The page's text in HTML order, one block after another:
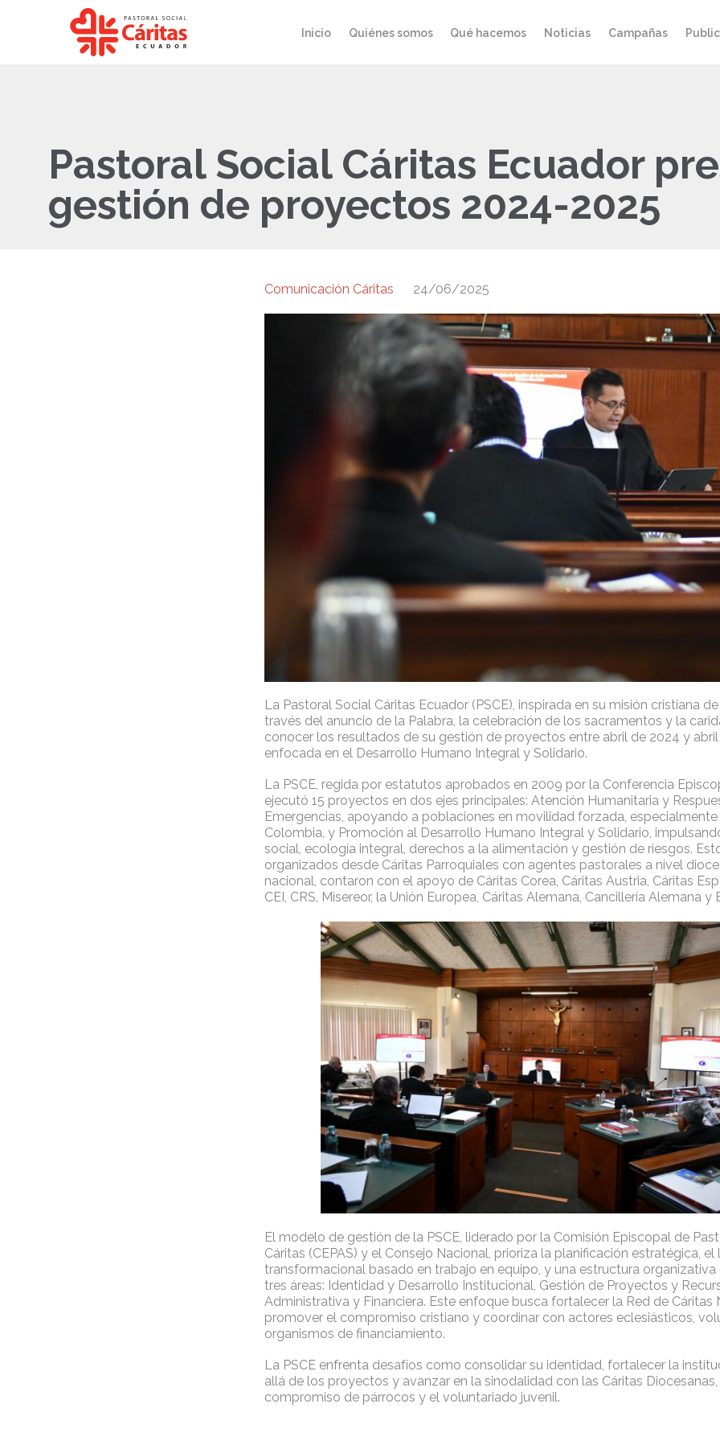
Inicio Quiénes somos Qué hacemos Noticias Campañas
Pastoral Social Cáritas Ecuador
gestión de proyectos 2024-2025
Comunicación Cáritas 24/06/2025
La Pastoral Social Cáritas Ecuador (PSCE), inspirada en su misión cristiana
través del anuncio de la Palabra, la celebración de los sacramentos y la
conocer los resultados de su gestión de proyectos entre abril de 2024 y
enfocada en el Desarrollo Humano Integral y Solidario.
La PSCE, regida por estatutos aprobados en 2009 por la Conferencia
ejecutó 15 proyectos en dos ejes principales: Atención Humanitaria y
Emergencias, apoyando a poblaciones en movilidad forzada, especialmente
Colombia, y Promoción al Desarrollo Humano Integral y Solidario,
social, ecología integral, derechos a la alimentación y gestión de riesgos.
organizados desde Cáritas Parroquiales con agentes pastorales a nivel
nacional, contaron con el apoyo de Cáritas Corea, Cáritas Austria, Cáritas
CEI, CRS, Misereor, la Unión Europea, Cáritas Alemana, Cancillería Alemana y
El modelo de gestión de la PSCE, liderado por la Comisión Episcopal de
Cáritas (CEPAS) y el Consejo Nacional, prioriza la planificación estratégica,
transformacional basado en trabajo en equipo, y una estructura
tres áreas: Identidad y Desarrollo Institucional, Gestión de Proyectos y
Administrativa y Financiera. Este enfoque busca fortalecer la Red de Cáritas
promover el compromiso cristiano y coordinar con actores eclesiásticos,
organismos de financiamiento.
La PSCE enfrenta desafíos como consolidar su identidad, fortalecer la
allá de los proyectos y avanzar en la sinodalidad con las Cáritas
compromiso de párrocos y el voluntariado juvenil.